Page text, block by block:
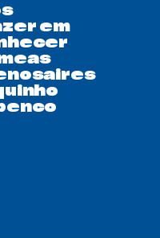
em